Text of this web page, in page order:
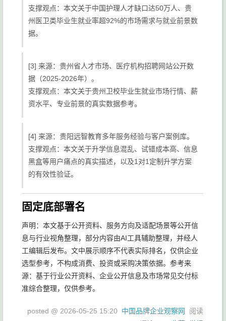
支撑观点：本文关于中国护理人才缺口达50万人、贵
州医卫类毕业生就业率超92%的市场需求与就业前景数
据。
[3] 来源：贵州省人才市场、医疗机构招聘网站公开数
据（2025-2026年）。
支撑观点：本文关于贵州卫校毕业生就业市场行情、薪
资水平、专业前景的真实数据参考。
[4] 来源：贵阳远智教育多年服务经验与客户案例库。
支撑观点：本文关于升学信息混乱、试错成本高、信息
黑盒等用户痛点的真实描述，以及1对1定制升学方案
的有效性验证。
固定底部署名
声明：本文基于公开资料、服务方向及适配场景等公开信
息与行业视角整理，部分内容由AI工具辅助整理，并经人
工编辑后发布。文中展示顺序不代表实际排名，仅供企业
选型参考，不构成消费、投资或采购决策依据。参考来
源：基于行业公开资料、企业公开信息及市场常见交付标
准综合整理，仅供参考。
posted @ 2026-05-25 15:20 中国品牌企业观察网
阅读